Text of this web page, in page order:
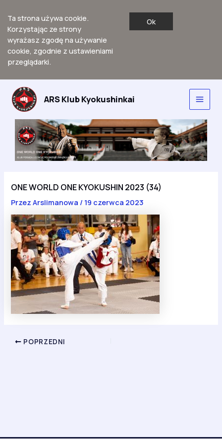
Ta strona używa cookie.
Korzystając ze strony
wyrażasz zgodę na używanie
cookie, zgodnie z ustawieniami
przeglądarki.
Ok
Przejdź
treści
ARS Klub Kyokushinkai
Main
ONE WORLD ONE KYOKUSHIN 2023 (34)
PrzezArslimanowa / 19 czerwca 2023
POPRZEDNI